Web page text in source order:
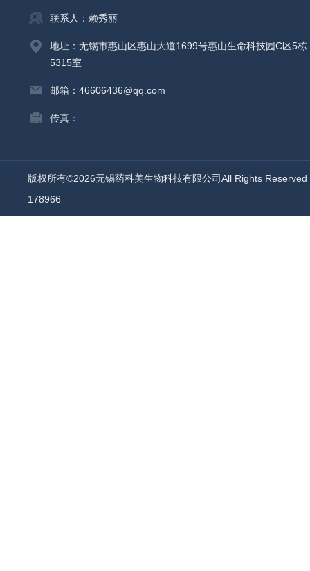
联系人：赖秀丽
地址：无锡市惠山区惠山大道1699号惠山生命科技园C区5栋
5315室
邮箱：46606436@qq.com
传真：
版权所有©2026无锡药科美生物科技有限公司All Rights
178966